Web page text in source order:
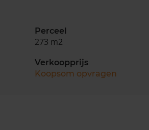
Perceel
273 m2
Verkoopprijs
Koopsom opvragen